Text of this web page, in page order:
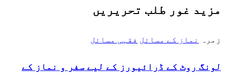
مزید غور طلب تحریریں
زمرہ نماز کے مسائل فقہی مسائل
لونگ روٹ کے ڈرائیورز کے لیے سفر و نماز کے